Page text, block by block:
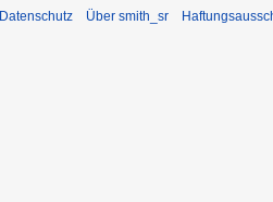
Datenschutz Über smith_sr